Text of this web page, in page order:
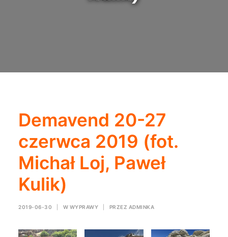
Demavend 20-27
czerwca 2019 (fot.
Michał Loj, Paweł
Kulik)
2019-06-30 W WYPRAWY PRZEZ ADMINKA